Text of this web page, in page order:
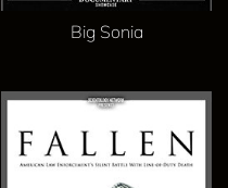
Big Sonia